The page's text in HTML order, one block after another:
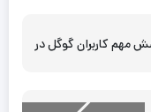
مهم کاربران گوگل در